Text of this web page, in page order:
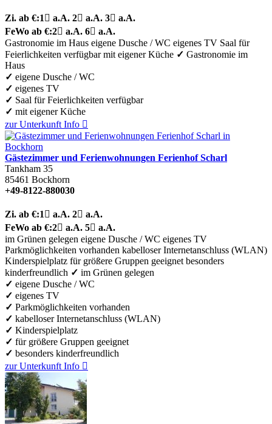
Zi. ab €:1  a.A. 2 a.A. 3 a.A.
FeWo ab €:2 a.A. 6 a.A.
Gastronomie im Haus eigene Dusche / WC eigenes TV Saal für
Feierlichkeiten verfügbar mit eigener Küche ✓ Gastronomie im
Haus
✓ eigene Dusche / WC
✓ eigenes TV
✓ Saal für Feierlichkeiten verfügbar
✓ mit eigener Küche
zur Unterkunft Info 
Gästezimmer und Ferienwohnungen Ferienhof Scharl
Tankham 35
85461 Bockhorn
+49-8122-880030
Zi. ab €:1  a.A. 2 a.A.
FeWo ab €:2 a.A. 5 a.A.
im Grünen gelegen eigene Dusche / WC eigenes TV
Parkmöglichkeiten vorhanden kabelloser Internetanschluss (WLAN)
Kinderspielplatz für größere Gruppen geeignet besonders
kinderfreundlich ✓ im Grünen gelegen
✓ eigene Dusche / WC
✓ eigenes TV
✓ Parkmöglichkeiten vorhanden
✓ kabelloser Internetanschluss (WLAN)
✓ Kinderspielplatz
✓ für größere Gruppen geeignet
✓ besonders kinderfreundlich
zur Unterkunft Info 